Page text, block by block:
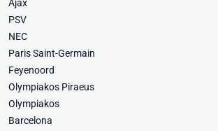
Ajax
PSV
NEC
Paris Saint-Germain
Feyenoord
Olympiakos Piraeus
Olympiakos
Barcelona